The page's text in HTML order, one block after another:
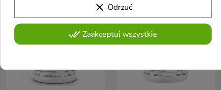
favorite_border Obecnie brak na stanie
clear Odrzuć
done_allZaakceptuj wszystkie